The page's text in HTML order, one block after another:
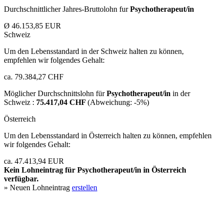
Durchschnittlicher Jahres-Bruttolohn furPsychotherapeut/in
Ø 46.153,85 EUR
Schweiz
Um den Lebensstandard in der Schweiz halten zu können,
empfehlen wir folgendes Gehalt:
ca. 79.384,27 CHF
Möglicher Durchschnittslohn fürPsychotherapeut/in in der
Schweiz : 75.417,04 CHF (Abweichung: -5%)
Österreich
Um den Lebensstandard in Österreich halten zu können, empfehlen
wir folgendes Gehalt:
ca. 47.413,94 EUR
Kein Lohneintrag für Psychotherapeut/in in Österreich
verfügbar.
» Neuen Lohneintrag erstellen